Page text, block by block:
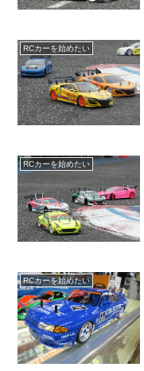
RCカーを始めたい
RCカーを始めたい
RCカーを始めたい